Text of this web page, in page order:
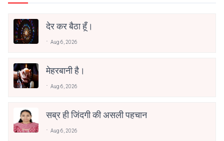
देर कर बैठा हूँ।
Aug 6, 2026
मेहरबानी है।
Aug 6, 2026
सब्र ही जिंदगी की असली पहचान
Aug 6, 2026